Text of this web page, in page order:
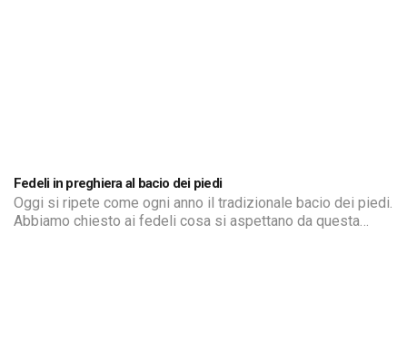
Fedeli in preghiera al bacio dei piedi
Oggi si ripete come ogni anno il tradizionale bacio dei piedi.
Abbiamo chiesto ai fedeli cosa si aspettano da questa